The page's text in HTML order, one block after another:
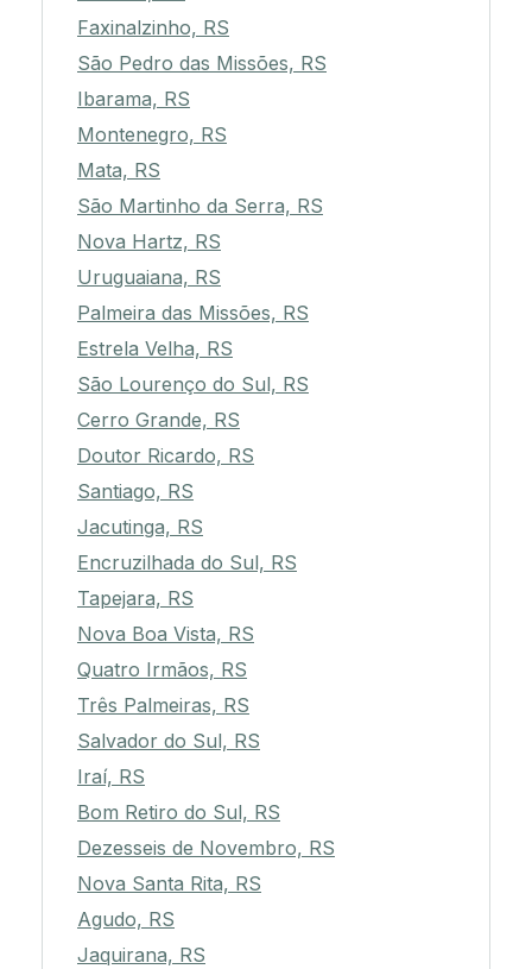
Faxinalzinho, RS
São Pedro das Missões, RS
Ibarama, RS
Montenegro, RS
Mata, RS
São Martinho da Serra, RS
Nova Hartz, RS
Uruguaiana, RS
Palmeira das Missões, RS
Estrela Velha, RS
São Lourenço do Sul, RS
Cerro Grande, RS
Doutor Ricardo, RS
Santiago, RS
Jacutinga, RS
Encruzilhada do Sul, RS
Tapejara, RS
Nova Boa Vista, RS
Quatro Irmãos, RS
Três Palmeiras, RS
Salvador do Sul, RS
Iraí, RS
Bom Retiro do Sul, RS
Dezesseis de Novembro, RS
Nova Santa Rita, RS
Agudo, RS
Jaquirana, RS